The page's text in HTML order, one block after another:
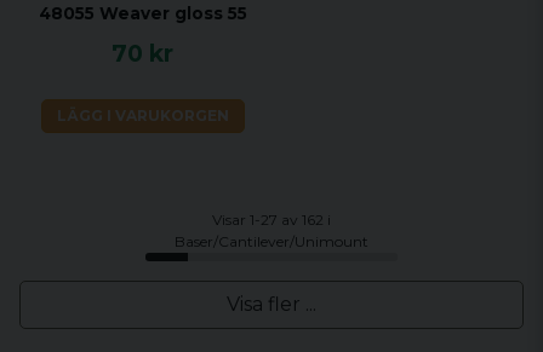
48055 Weaver gloss 55
70 kr
LÄGG I VARUKORGEN
Visar 1-27 av 162 i
Baser/Cantilever/Unimount
Visa fler ...